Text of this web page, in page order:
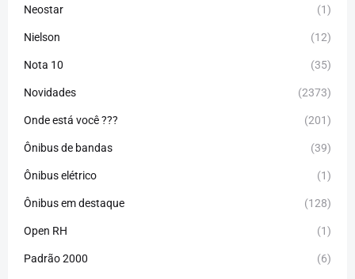
Neostar (1)
Nielson (12)
Nota 10 (35)
Novidades (2373)
Onde está você ??? (201)
Ônibus de bandas (39)
Ônibus elétrico (1)
Ônibus em destaque (128)
Open RH (1)
Padrão 2000 (6)